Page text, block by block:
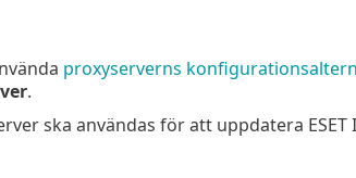
proxyserverns
.
ska användas för att uppdatera ESET